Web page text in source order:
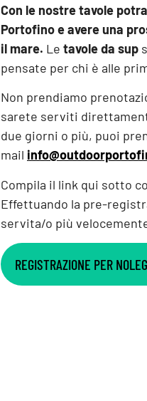
Con le nostre tavole
Portofino e avere una
il mare. Le tavole da sup
pensate per chi è alle
Non prendiamo
sarete serviti
due giorni o più, puoi
mail
Compila il link qui sotto
Effettuando la pre-
servita/o più
REGISTRAZIONE PER